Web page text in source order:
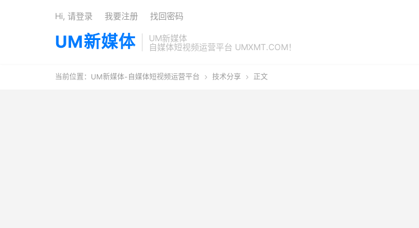
UM新媒体
UM新媒体
自媒体短视频运营平台 UMXMT.COM！
Hi, 请登录 我要注册 找回密码
当前位置： UM新媒体-自媒体短视频运营平台  技术分享  正文